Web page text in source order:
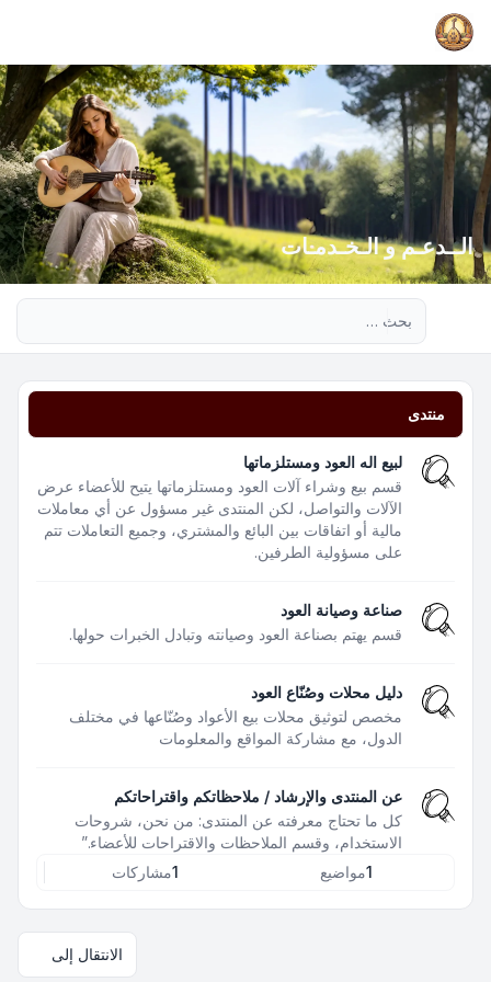
الــدعـم و الـخـدمـات
منتدى
لبيع اله العود ومستلزماتها
قسم بيع وشراء آلات العود ومستلزماتها يتيح للأعضاء عرض
الآلات والتواصل، لكن المنتدى غير مسؤول عن أي معاملات
مالية أو اتفاقات بين البائع والمشتري، وجميع التعاملات تتم
على مسؤولية الطرفين.
صناعة وصيانة العود
قسم يهتم بصناعة العود وصيانته وتبادل الخبرات حولها.
دليل محلات وصُنّاع العود
مخصص لتوثيق محلات بيع الأعواد وصُنّاعها في مختلف
الدول، مع مشاركة المواقع والمعلومات
عن المنتدى والإرشاد / ملاحظاتكم واقتراحاتكم
كل ما تحتاج معرفته عن المنتدى: من نحن، شروحات
الاستخدام، وقسم الملاحظات والاقتراحات للأعضاء.”
1مواضيع 1مشاركات
الانتقال إلى